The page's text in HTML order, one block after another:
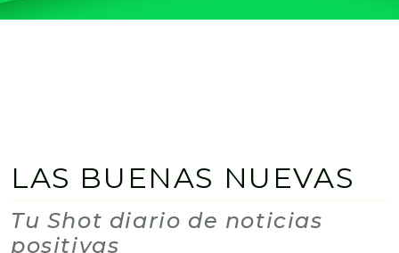
LAS BUENAS NUEVAS
Tu Shot diario de noticias
positivas